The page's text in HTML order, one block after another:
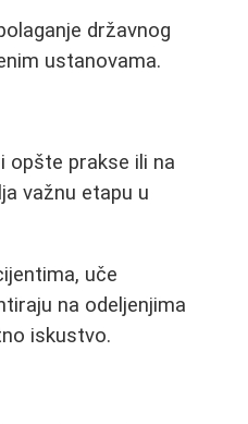
državnog
ustanovama.
opšte prakse ili na
važnu etapu u
uče
na odeljenjima
iskustvo.